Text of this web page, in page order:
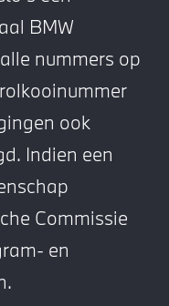
BMW
nummers op
ook
Indien een
Commissie
en